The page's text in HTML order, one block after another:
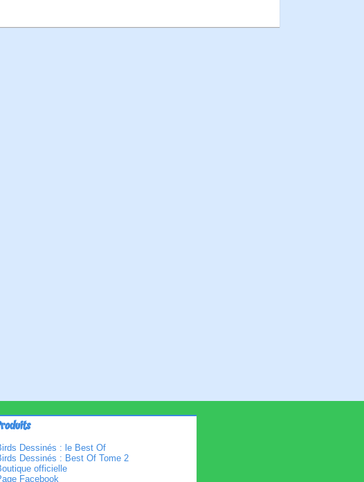
Dessinés : le Best Of
Dessinés : Best Of Tome 2
officielle
Facebook